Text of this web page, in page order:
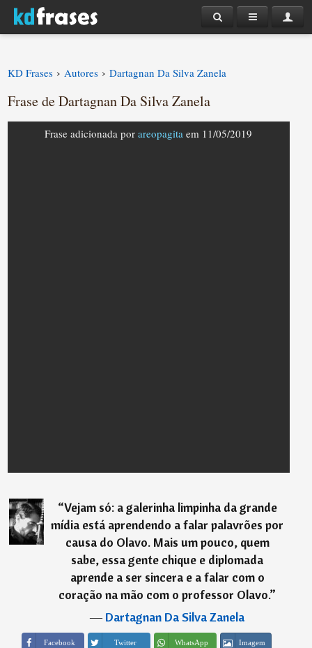
KD Frases › Autores › Dartagnan Da Silva Zanela
Frase de Dartagnan Da Silva Zanela
Frase adicionada porareopagita em 11/05/2019
“Vejam só: a galerinha limpinha da grande
mídia está aprendendo a falar palavrões por
causa do Olavo. Mais um pouco, quem
sabe, essa gente chique e diplomada
aprende a ser sincera e a falar com o
coração na mão com o professor Olavo.”
―Dartagnan Da Silva Zanela
Facebook Twitter WhatsApp Imagem